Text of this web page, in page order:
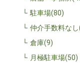
駐車場(80)
仲介手数料な
倉庫(9)
月極駐車場(50)